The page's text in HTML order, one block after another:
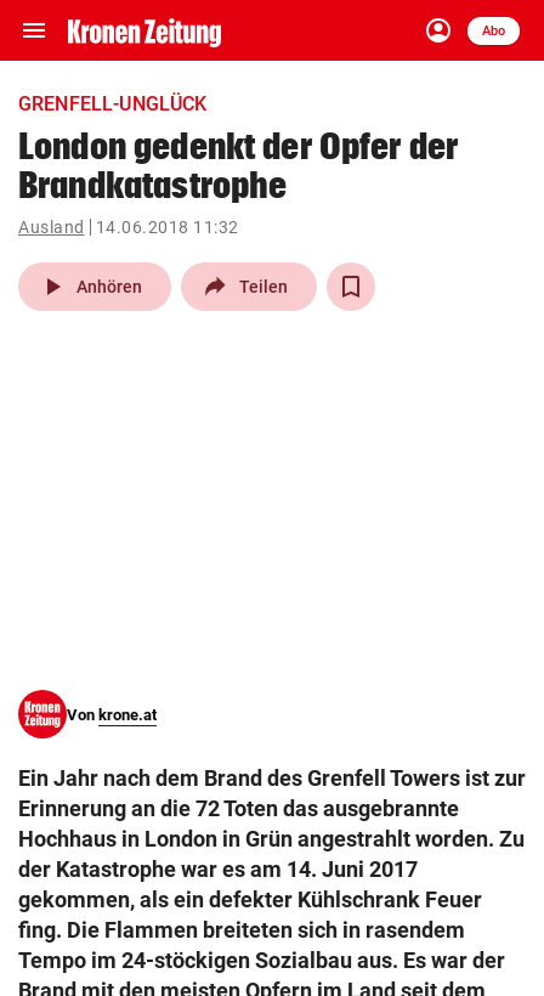
menu Navigation
ein-/ausklappen
account_circle
Anmelden
Abo
close Schließen
account_circle Anmelden
pin_drop
Wien arrow_right
GRENFELL-UNGLÜCK
London gedenkt der Opfer der
Brandkatastrophe
Ausland 14.06.2018 11:32
play_arrow Anhören Teilen
Von krone.at
Ein Jahr nach dem Brand des Grenfell Towers ist zur
Erinnerung an die 72 Toten das ausgebrannte
Hochhaus in London in Grün angestrahlt worden. Zu
der Katastrophe war es am 14. Juni 2017
gekommen, als ein defekter Kühlschrank Feuer
fing. Die Flammen breiteten sich in rasendem
Tempo im 24-stöckigen Sozialbau aus. Es war der